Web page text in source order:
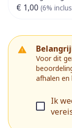
€ 1,00 (6%
Voor dit
afhalen en
Ik